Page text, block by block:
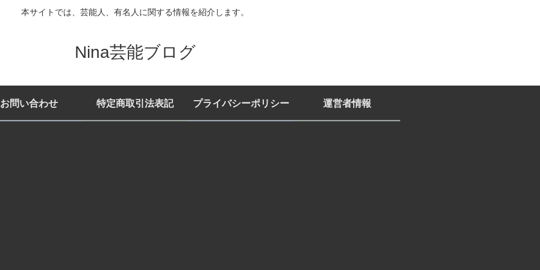
本サイトでは、芸能人、有名人に関する情報を紹介します。
Nina芸能ブログ
お問い合わせ 特定商取引法表記 プライバシーポリシー 運営者情報